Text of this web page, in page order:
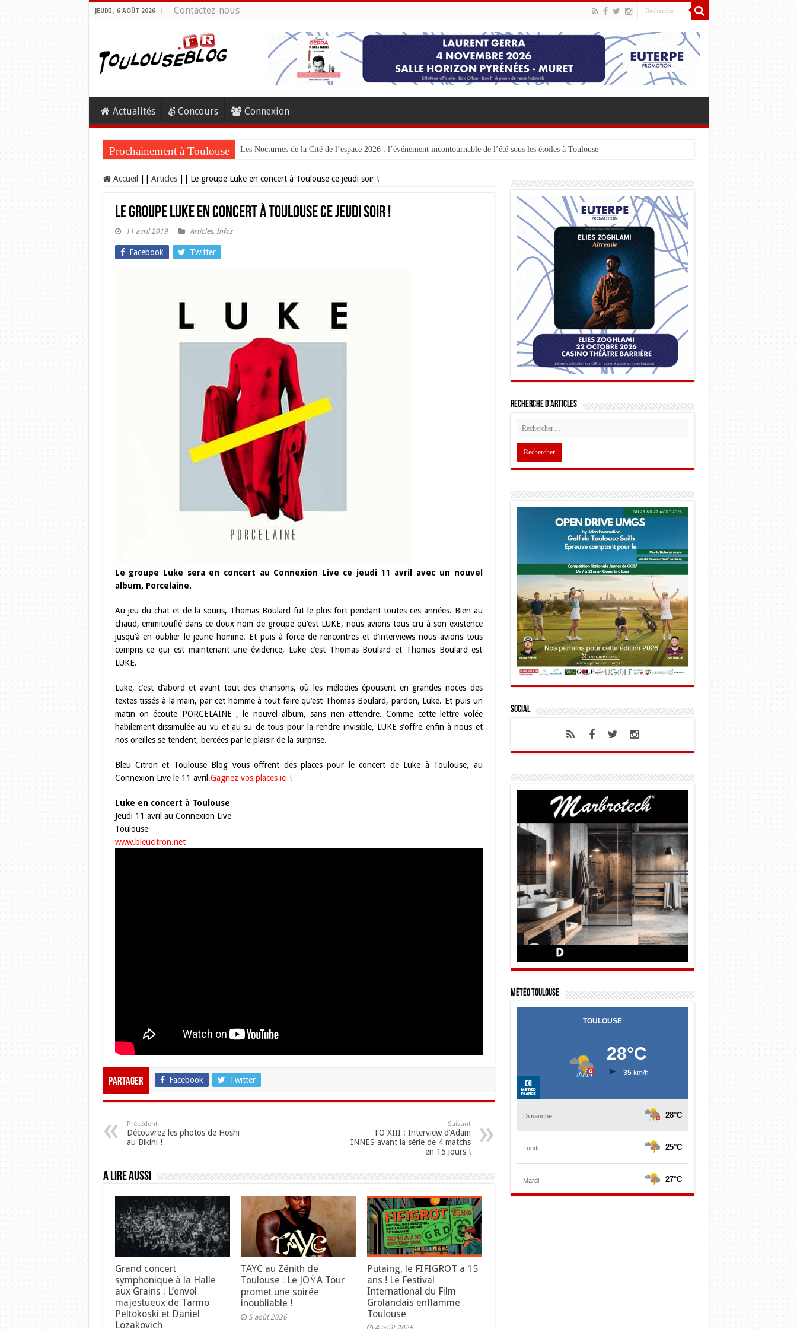
JEUDI , 6 AOÛT 2026 Contactez-nous
Actualités Concours Connexion
Prochainement à Toulouse Les Nocturnes de la Cité de l’espace 2026 : l’événement incontournable de l’été sous les étoiles à Toulouse
Accueil Articles Le groupe Luke en concert à Toulouse ce jeudi soir !
Le groupe Luke en concert à Toulouse ce jeudi soir !
11 avril 2019 Articles, Infos
Facebook Twitter
Le groupe Luke sera en concert au Connexion Live ce jeudi 11 avril avec un nouvel
album, Porcelaine.
Au jeu du chat et de la souris, Thomas Boulard fut le plus fort pendant toutes ces années. Bien au
chaud, emmitouflé dans ce doux nom de groupe qu’est LUKE, nous avions tous cru à son existence
jusqu’à en oublier le jeune homme. Et puis à force de rencontres et d’interviews nous avions tous
compris ce qui est maintenant une évidence, Luke c’est Thomas Boulard et Thomas Boulard est
LUKE.
Luke, c’est d’abord et avant tout des chansons, où les mélodies épousent en grandes noces des
textes tissés à la main, par cet homme à tout faire qu’est Thomas Boulard, pardon, Luke. Et puis un
matin on écoute PORCELAINE , le nouvel album, sans rien attendre. Comme cette lettre volée
habilement dissimulée au vu et au su de tous pour la rendre invisible, LUKE s’offre enfin à nous et
nos oreilles se tendent, bercées par le plaisir de la surprise.
Bleu Citron et Toulouse Blog vous offrent des places pour le concert de Luke à Toulouse, au
Connexion Live le 11 avril.Gagnez vos places ici !
Luke en concert à Toulouse
Jeudi 11 avril au Connexion Live
Toulouse
www.bleucitron.net
Partager Facebook Twitter
Précédent
Découvrez les photos de Hoshi
au Bikini !
Suivant
TO XIII : Interview d’Adam
INNES avant la série de 4 matchs
en 15 jours !
A lire aussi
Grand concert
symphonique à la Halle
aux Grains : L’envol
majestueux de Tarmo
Peltokoski et Daniel
Lozakovich
TAYC au Zénith de
Toulouse : Le JOŸA Tour
promet une soirée
inoubliable !
5 août 2026
Putaing, le FIFIGROT a 15
ans ! Le Festival
International du Film
Grolandais enflamme
Toulouse
Recherche d’articles
Social
Météo Toulouse